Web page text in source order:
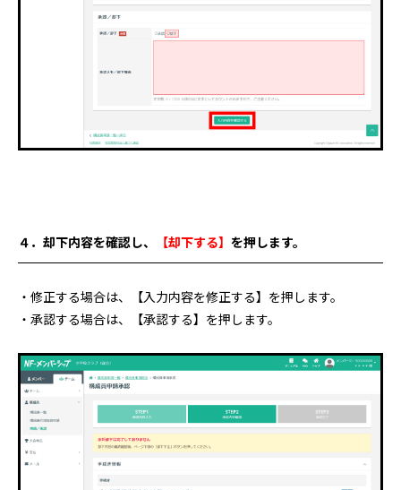
４．却下内容を確認し、 【却下する】 を押します。
・修正する場合は、【入力内容を修正する】を押します。
・承認する場合は、【承認する】を押します。